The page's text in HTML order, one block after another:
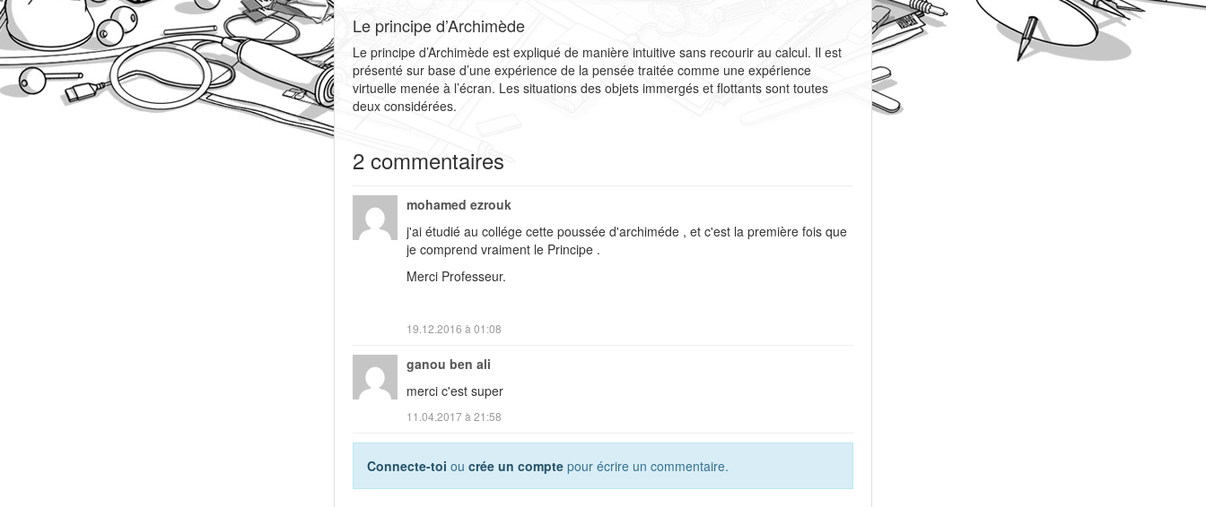
Le principe d’Archimède
Le principe d’Archimède est expliqué de manière intuitive sans recourir au calcul. Il est
présenté sur base d’une expérience de la pensée traitée comme une expérience
virtuelle menée à l’écran. Les situations des objets immergés et flottants sont toutes
deux considérées.
2 commentaires
mohamed ezrouk
j'ai étudié au collége cette poussée d'archiméde , et c'est la première fois que
je comprend vraiment le Principe .
Merci Professeur.
19.12.2016 à 01:08
ganou ben ali
merci c'est super
11.04.2017 à 21:58
Connecte-toi ou crée un compte pour écrire un commentaire.